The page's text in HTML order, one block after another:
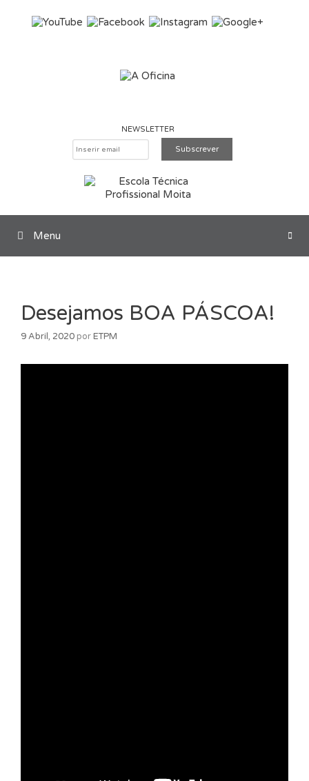
NEWSLETTER
Pesquisar
Menu
Desejamos BOA PÁSCOA!
9 Abril, 2020 porETPM